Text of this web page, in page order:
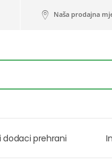
Naša prodajna
dodaci prehrani